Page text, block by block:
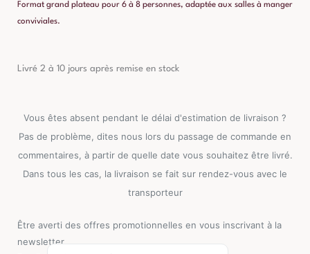
Format grand plateau pour 6 à 8 personnes, adaptée aux salles à manger
conviviales.
Livré 2 à 10 jours après remise en stock
Vous êtes absent pendant le délai d'estimation de livraison ?
Pas de problème, dites nous lors du passage de commande en
commentaires, à partir de quelle date vous souhaitez être livré.
Dans tous les cas, la livraison se fait sur rendez-vous avec le
transporteur
Être averti des offres promotionnelles en vous inscrivant à la
newsletter